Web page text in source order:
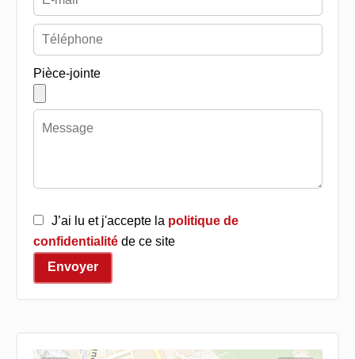
Pièce-jointe
J’ai lu et j'accepte la politique de
confidentialitéde ce site
Envoyer